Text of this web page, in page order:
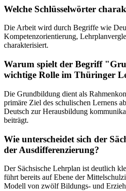
Welche Schlüsselwörter
Die Arbeit wird durch Begriffe wie
Kompetenzorientierung,
charakterisiert.
Warum spielt der Begriff
wichtige Rolle im Thüringer
Die Grundbildung dient als
primäre Ziel des schulischen Lernens
Deutsch zur Herausbildung
beiträgt.
Wie unterscheidet sich der
der Ausdifferenzierung?
Der Sächsische Lehrplan ist deutlich
führt bereits auf Ebene der
Modell von zwölf Bildungs- und